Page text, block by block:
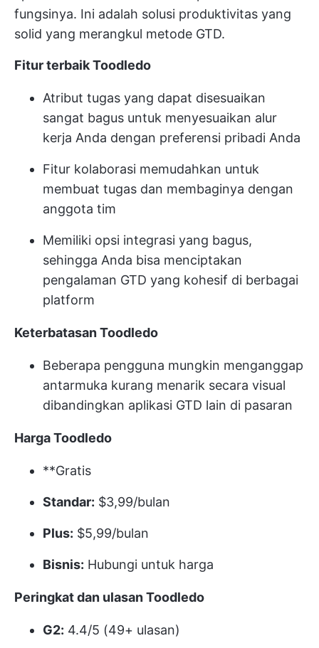
fungsinya. Ini adalah solusi produktivitas yang
solid yang merangkul metode GTD.
Fitur terbaik Toodledo
Atribut tugas yang dapat disesuaikan
sangat bagus untuk menyesuaikan alur
kerja Anda dengan preferensi pribadi Anda
Fitur kolaborasi memudahkan untuk
membuat tugas dan membaginya dengan
anggota tim
Memiliki opsi integrasi yang bagus,
sehingga Anda bisa menciptakan
pengalaman GTD yang kohesif di berbagai
platform
Keterbatasan Toodledo
Beberapa pengguna mungkin menganggap
antarmuka kurang menarik secara visual
dibandingkan aplikasi GTD lain di pasaran
Harga Toodledo
**Gratis
Standar: $3,99/bulan
Plus: $5,99/bulan
Bisnis: Hubungi untuk harga
Peringkat dan ulasan Toodledo
G2: 4.4/5 (49+ ulasan)